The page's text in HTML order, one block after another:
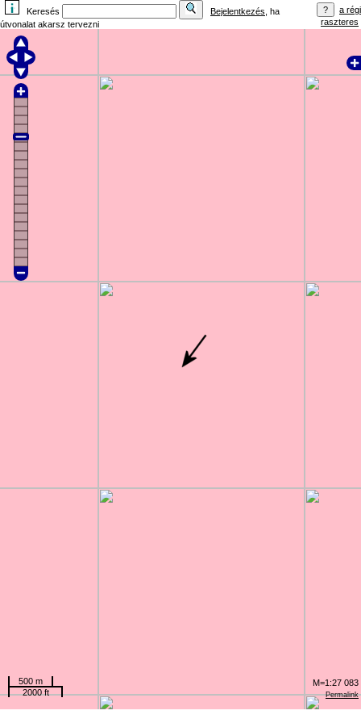
Keresés Bejelentkezés , ha
útvonalat akarsz tervezni
a régi
raszteres
Permalink
500 m
2000 ft
M=1:27 083